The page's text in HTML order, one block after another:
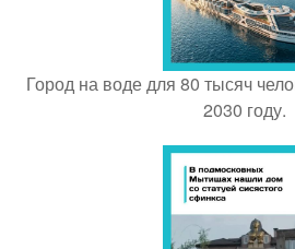
Город на воде для 80 тысяч
2030 году.